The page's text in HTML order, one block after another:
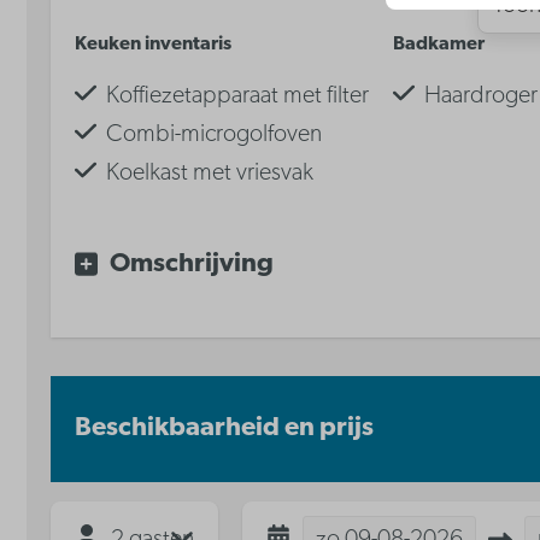
Keuken inventaris
Koffiezetapparaat met filter
Combi-microgolfoven
Koelkast met vriesvak
Keramische kookplaat
Badkamer
Haardroger
Omschrijving
Beschikbaarheid en prijs